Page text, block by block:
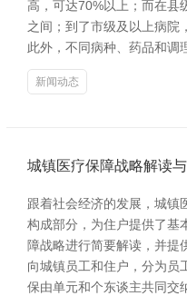
高，可达70%以上；而在县
之间；到了市级及以上病院
此外，不同病种、药品和调
新闻动态
城镇医疗保障战略解读
跟着社会经济的发展，城镇
构成部分，为住户提供了基
障战略进行简要解读，并提
向城镇员工和住户，分为员
保由单元和个东谈主共同交